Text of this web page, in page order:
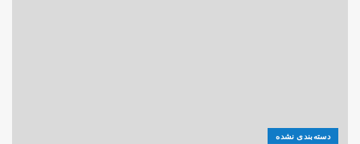
دسته‌بندی نشده